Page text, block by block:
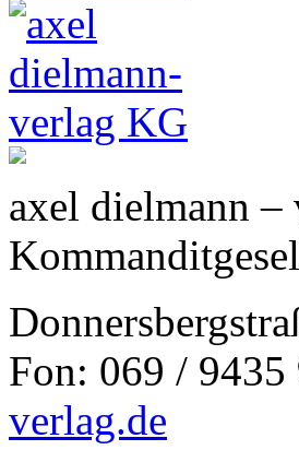
axel dielmann –
Fon: 069 /
verlag.de